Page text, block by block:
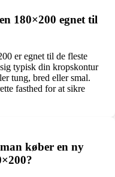
180×200 egnet til
er egnet til de fleste
typisk din kropskontur
tung, bred eller smal.
fasthed for at sikre
køber en ny